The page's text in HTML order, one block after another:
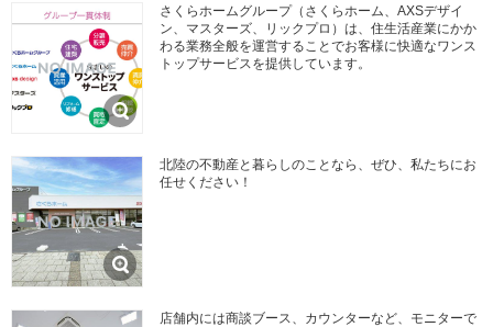
さくらホームグループ（さくらホーム、AXSデザイ
ン、マスターズ、リックプロ）は、住生活産業にかか
わる業務全般を運営することでお客様に快適なワンス
トップサービスを提供しています。
北陸の不動産と暮らしのことなら、ぜひ、私たちにお
任せください！
店舗内には商談ブース、カウンターなど、モニターで